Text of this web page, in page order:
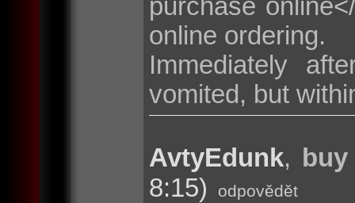
online ordering.
Immediately
vomited, but
AvtyEdunk,
8:15)
odpovědět